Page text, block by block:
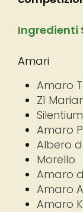
Ingredienti
Amari
Amaro
Zì
Silentium
Amaro
Albero
Morello
Amaro
Amaro
Amaro